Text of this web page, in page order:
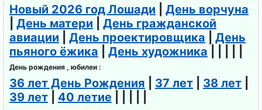
следовател
я
День
настольног
о тенниса
День
Новый 2026 год Лошади
День ворчуна
День матери
День гражданской
авиации
День проектировщика
День
пьяного ёжика
День художника
День рождения , юбилеи :
36 лет День Рождения 37 лет 38 лет
39 лет
40 летие